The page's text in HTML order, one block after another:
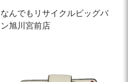
なんでもリサイクルビッグバ
ン旭川宮前店